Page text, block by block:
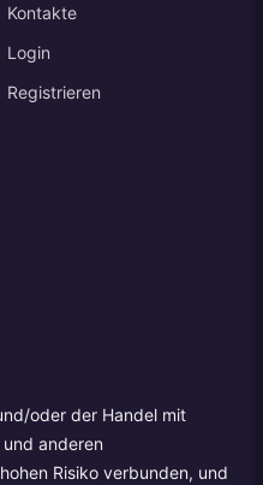
Kontakte
Login
Registrieren
oder der Handel mit
anderen
Risiko verbunden, und